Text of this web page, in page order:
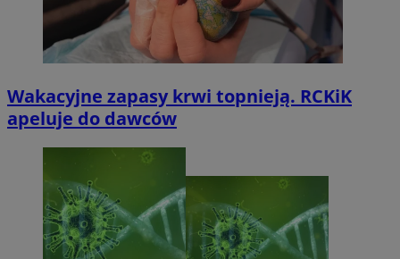
Wakacyjne zapasy krwi topnieją. RCKiK
apeluje do dawców